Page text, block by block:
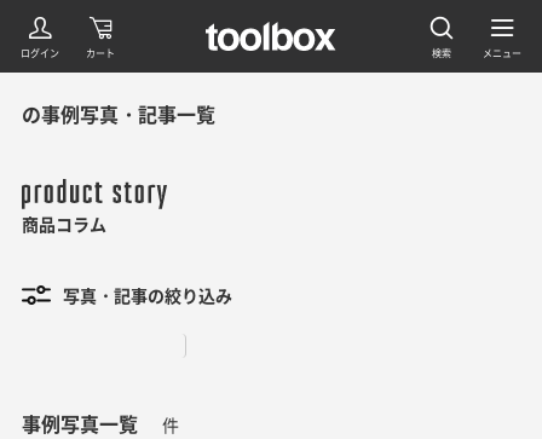
の事例写真・記事一覧
商品コラム
写真・記事の絞り込み
事例写真一覧 件